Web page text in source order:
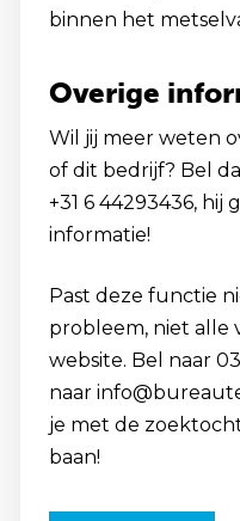
binnen het
Overige
Wil jij meer weten
of dit bedrijf? Bel
+31 6 44293436, hij
informatie!
Past deze functie
probleem, niet alle
website. Bel naar
naar
je met de
baan!